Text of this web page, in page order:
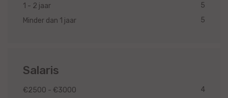
1 - 2 jaar
5
Minder dan 1 jaar
5
Salaris
€2500 - €3000
4